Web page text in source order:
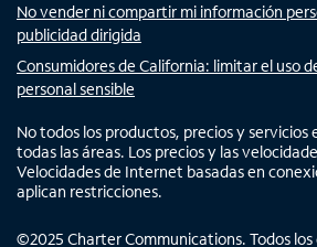
No vender ni compartir mi información
publicidad dirigida
Consumidores de California: limitar el uso
personal sensible
No todos los productos, precios y servicios
todas las áreas. Los precios y las
Velocidades de Internet basadas en
aplican restricciones.
©2025 Charter Communications. Todos